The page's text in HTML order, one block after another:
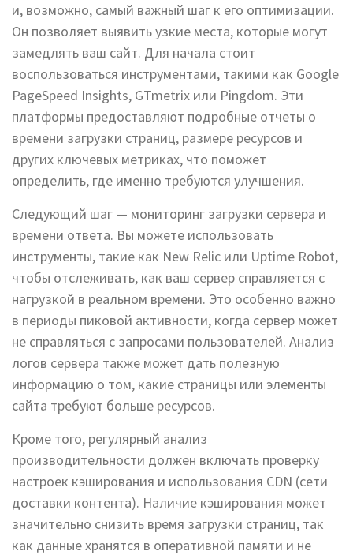
и, возможно, самый важный шаг к его оптимизации.
Он позволяет выявить узкие места, которые могут
замедлять ваш сайт. Для начала стоит
воспользоваться инструментами, такими как Google
PageSpeed Insights, GTmetrix или Pingdom. Эти
платформы предоставляют подробные отчеты о
времени загрузки страниц, размере ресурсов и
других ключевых метриках, что поможет
определить, где именно требуются улучшения.
Следующий шаг — мониторинг загрузки сервера и
времени ответа. Вы можете использовать
инструменты, такие как New Relic или Uptime Robot,
чтобы отслеживать, как ваш сервер справляется с
нагрузкой в реальном времени. Это особенно важно
в периоды пиковой активности, когда сервер может
не справляться с запросами пользователей. Анализ
логов сервера также может дать полезную
информацию о том, какие страницы или элементы
сайта требуют больше ресурсов.
Кроме того, регулярный анализ
производительности должен включать проверку
настроек кэширования и использования CDN (сети
доставки контента). Наличие кэширования может
значительно снизить время загрузки страниц, так
как данные хранятся в оперативной памяти и не